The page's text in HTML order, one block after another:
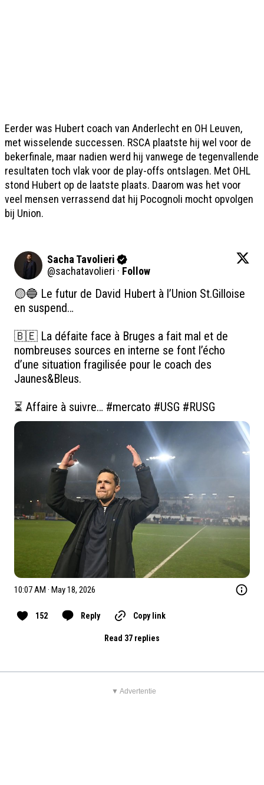
Eerder was Hubert coach van Anderlecht en OH Leuven,
met wisselende successen. RSCA plaatste hij wel voor de
bekerfinale, maar nadien werd hij vanwege de tegenvallende
resultaten toch vlak voor de play-offs ontslagen. Met OHL
stond Hubert op de laatste plaats. Daarom was het voor
veel mensen verrassend dat hij Pocognoli mocht opvolgen
bij Union.
Sacha Tavolieri
@sachatavolieri · Follow
🟡🔵 Le futur de David Hubert à l’Union St.Gilloise
en suspend…
🇧🇪 La défaite face à Bruges a fait mal et de
nombreuses sources en interne se font l’écho
d’une situation fragilisée pour le coach des
Jaunes&Bleus.
⏳ Affaire à suivre… #mercato #USG #RUSG
10:07 AM · May 18, 2026
152 Reply Copy link
Read 37 replies
▼ Advertentie